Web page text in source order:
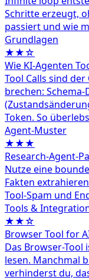
Schritte erzeugt,
passiert und wie
Grundlagen
★★☆
Wie KI-Agenten
Tool Calls sind
brechen:
Token. So
Agent‑Muster
★★★
Research-Agent-
Nutze eine
Fakten
Tool-Spam und
Tools &
★★☆
Browser Tool for
Das Browser-Tool
lesen. Manchmal
verhinderst du,